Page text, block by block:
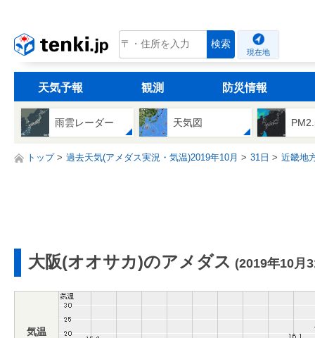
tenki.jp 検索
現在地
天気予報 観測 防災情報
雨雲レーダー 天気図
トップ 過去天気(アメダス実況・気温)2019年10月 31日 近畿地
大阪(オオサカ)のアメダス (2019年10月
気温